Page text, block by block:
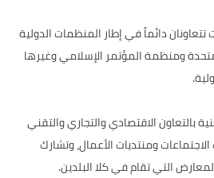
تتعاونان دائماً في إطار المنظمات الدولية
ومنظمة المؤتمر الإسلامي وغيرها
بالتعاون الاقتصادي والتجاري والتقني
ومنتديات الأعمال، وتشارك
التي تقام في كلا البلدين.